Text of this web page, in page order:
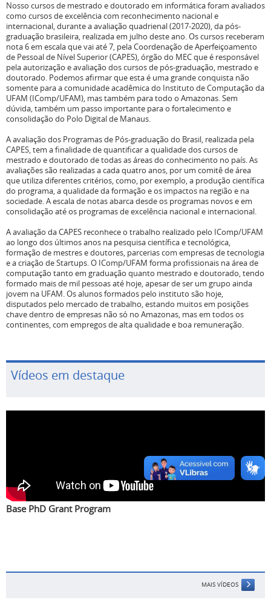
Nosso cursos de mestrado e doutorado em informática foram avaliados
como cursos de excelência com reconhecimento nacional e
internacional, durante a avaliação quadrienal (2017-2020), da pós-
graduação brasileira, realizada em julho deste ano. Os cursos receberam
nota 6 em escala que vai até 7, pela Coordenação de Aperfeiçoamento
de Pessoal de Nível Superior (CAPES), órgão do MEC que é responsável
pela autorização e avaliação dos cursos de pós-graduação, mestrado e
doutorado. Podemos afirmar que esta é uma grande conquista não
somente para a comunidade acadêmica do Instituto de Computação da
UFAM (IComp/UFAM), mas também para todo o Amazonas. Sem
dúvida, também um passo importante para o fortalecimento e
consolidação do Polo Digital de Manaus.
A avaliação dos Programas de Pós-graduação do Brasil, realizada pela
CAPES, tem a finalidade de quantificar a qualidade dos cursos de
mestrado e doutorado de todas as áreas do conhecimento no país. As
avaliações são realizadas a cada quatro anos, por um comitê de área
que utiliza diferentes critérios, como, por exemplo, a produção científica
do programa, a qualidade da formação e os impactos na região e na
sociedade. A escala de notas abarca desde os programas novos e em
consolidação até os programas de excelência nacional e internacional.
A avaliação da CAPES reconhece o trabalho realizado pelo IComp/UFAM
ao longo dos últimos anos na pesquisa científica e tecnológica,
formação de mestres e doutores, parcerias com empresas de tecnologia
e a criação de Startups. O IComp/UFAM forma profissionais na área de
computação tanto em graduação quanto mestrado e doutorado, tendo
formado mais de mil pessoas até hoje, apesar de ser um grupo ainda
jovem na UFAM. Os alunos formados pelo instituto são hoje,
disputados pelo mercado de trabalho, estando muitos em posições
chave dentro de empresas não só no Amazonas, mas em todos os
continentes, com empregos de alta qualidade e boa remuneração.
Vídeos em destaque
Base PhD Grant Program
MAIS VÍDEOS